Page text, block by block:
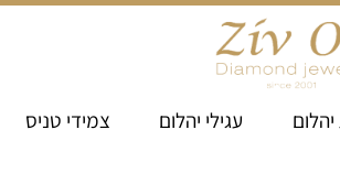
עגילי יהלום צמידי טניס